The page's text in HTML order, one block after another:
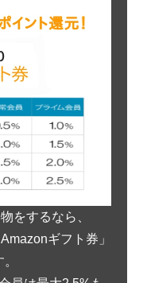
をするなら、
ギフト券」